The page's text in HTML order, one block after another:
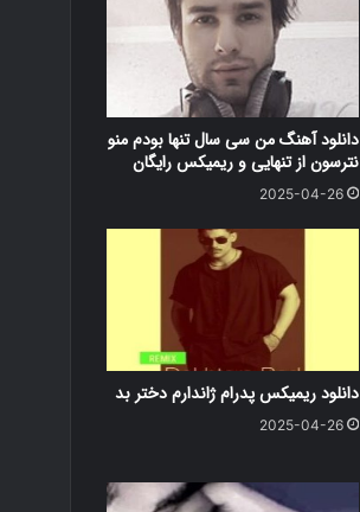
دانلود آهنگ من سی سال تنها بودم منو
نترسون از تنهایی و ریمیکس رایگان
2025-04-26
دانلود ریمیکس پدرام ژاندارم دختر بد
2025-04-26